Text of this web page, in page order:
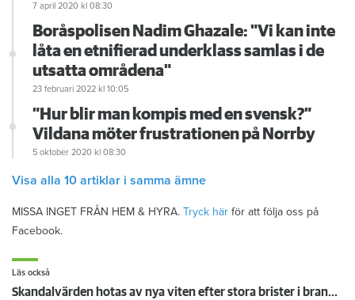
7 april 2020 kl 08:30
Boråspolisen Nadim Ghazale: "Vi kan inte
låta en etnifierad underklass samlas i de
utsatta områdena"
23 februari 2022 kl 10:05
”Hur blir man kompis med en svensk?”
Vildana möter frustrationen på Norrby
5 oktober 2020 kl 08:30
Visa alla 10 artiklar i samma ämne
MISSA INGET FRÅN HEM & HYRA. Tryck här för att följa oss på
Facebook.
Läs också
Skandalvärden hotas av nya viten efter stora brister i brandskyddet